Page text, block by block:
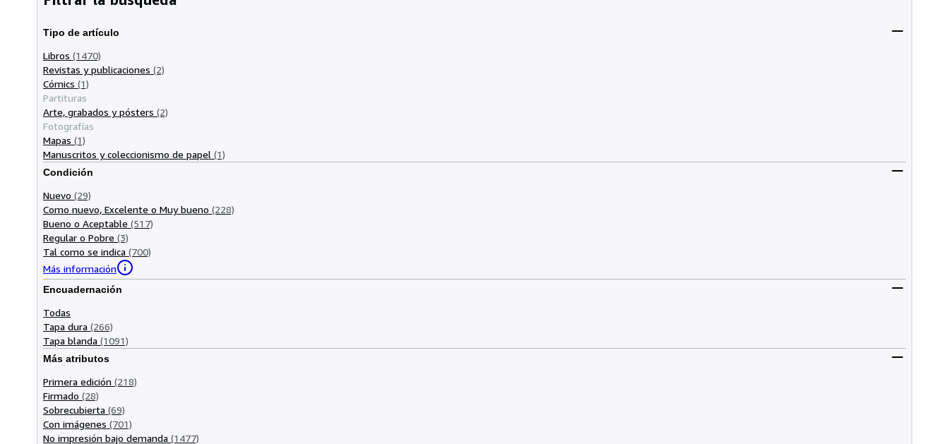
Tipo de artículo
Libros (1470)
Revistas y publicaciones (2)
Cómics (1)
Partituras
Arte, grabados y pósters (2)
Fotografías
Mapas (1)
Manuscritos y coleccionismo de papel (1)
Condición
Nuevo (29)
Como nuevo, Excelente o Muy bueno (228)
Bueno o Aceptable (517)
Regular o Pobre (3)
Tal como se indica (700)
Más información
Encuadernación
Todas
Tapa dura (266)
Tapa blanda (1091)
Más atributos
Primera edición (218)
Firmado (28)
Sobrecubierta (69)
Con imágenes (701)
No impresión bajo demanda (1477)